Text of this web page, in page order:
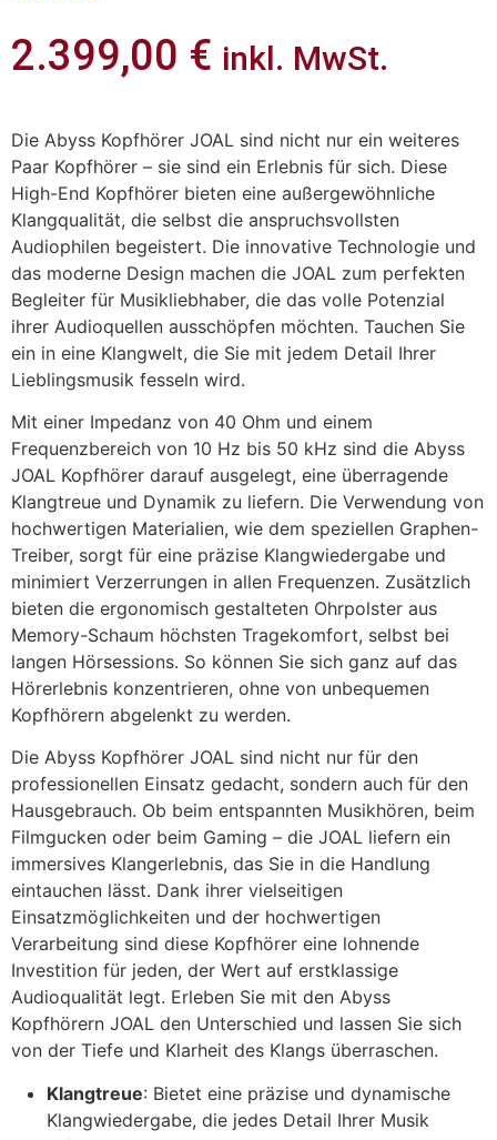
2.399,00 € inkl. MwSt.
Die Abyss Kopfhörer JOAL sind nicht nur ein weiteres
Paar Kopfhörer – sie sind ein Erlebnis für sich. Diese
High-End Kopfhörer bieten eine außergewöhnliche
Klangqualität, die selbst die anspruchsvollsten
Audiophilen begeistert. Die innovative Technologie und
das moderne Design machen die JOAL zum perfekten
Begleiter für Musikliebhaber, die das volle Potenzial
ihrer Audioquellen ausschöpfen möchten. Tauchen Sie
ein in eine Klangwelt, die Sie mit jedem Detail Ihrer
Lieblingsmusik fesseln wird.
Mit einer Impedanz von 40 Ohm und einem
Frequenzbereich von 10 Hz bis 50 kHz sind die Abyss
JOAL Kopfhörer darauf ausgelegt, eine überragende
Klangtreue und Dynamik zu liefern. Die Verwendung von
hochwertigen Materialien, wie dem speziellen Graphen-
Treiber, sorgt für eine präzise Klangwiedergabe und
minimiert Verzerrungen in allen Frequenzen. Zusätzlich
bieten die ergonomisch gestalteten Ohrpolster aus
Memory-Schaum höchsten Tragekomfort, selbst bei
langen Hörsessions. So können Sie sich ganz auf das
Hörerlebnis konzentrieren, ohne von unbequemen
Kopfhörern abgelenkt zu werden.
Die Abyss Kopfhörer JOAL sind nicht nur für den
professionellen Einsatz gedacht, sondern auch für den
Hausgebrauch. Ob beim entspannten Musikhören, beim
Filmgucken oder beim Gaming – die JOAL liefern ein
immersives Klangerlebnis, das Sie in die Handlung
eintauchen lässt. Dank ihrer vielseitigen
Einsatzmöglichkeiten und der hochwertigen
Verarbeitung sind diese Kopfhörer eine lohnende
Investition für jeden, der Wert auf erstklassige
Audioqualität legt. Erleben Sie mit den Abyss
Kopfhörern JOAL den Unterschied und lassen Sie sich
von der Tiefe und Klarheit des Klangs überraschen.
Klangtreue: Bietet eine präzise und dynamische
Klangwiedergabe, die jedes Detail Ihrer Musik